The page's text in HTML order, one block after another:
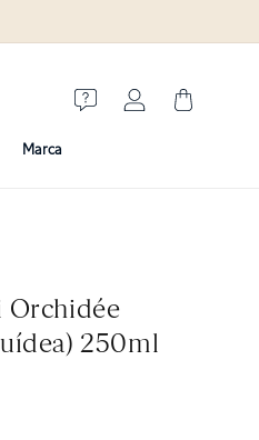
Marca
sesión
Carrito
Orchidée
250ml